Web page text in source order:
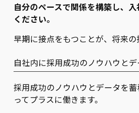
自分のペースで関係を構築し、
ください。
早期に接点をもつことが、将来
自社内に採用成功のノウハウと
採用成功のノウハウとデータを
ってプラスに働きます。